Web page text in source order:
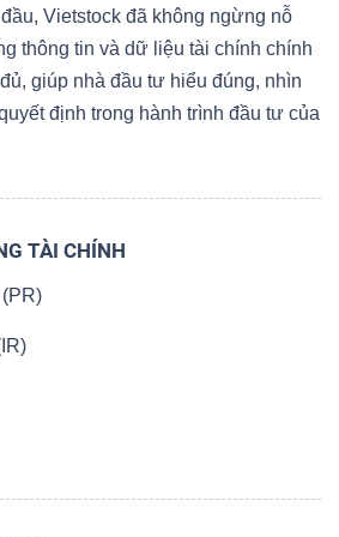
Vietstock đã không ngừng nỗ
thông tin và dữ liệu tài chính chính
giúp nhà đầu tư hiểu đúng, nhìn
định trong hành trình đầu tư của
TÀI CHÍNH